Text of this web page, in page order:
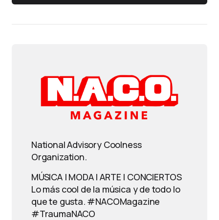
National Advisory Coolness
Organization.
MÚSICA | MODA | ARTE | CONCIERTOS
Lo más cool de la música y de todo lo
que te gusta. #NACOMagazine
#TraumaNACO